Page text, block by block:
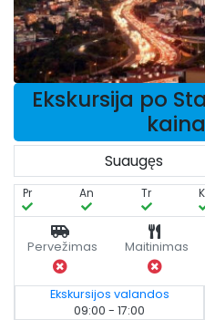
Ekskursija po
Suaugęs
Pr An Tr
Pervežimas Maitinimas
Ekskursijos valandos
09:00 - 17:00